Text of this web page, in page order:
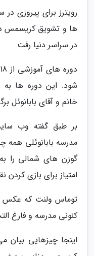
رویترز برای پیروزی
ها و تشویق کریسمس در
در سراسر دنیا رفت.
شود. این دوره ها
خانم و آقای بابانوئل
بر طبق گفته وب
مدرسه بابانوئلی همه
گوزن های شمالی را
امتیاز برای بازی
توماس ولنت که عکس
کنونی مدرسه و فارغ
اینجا چیزهایی بیان